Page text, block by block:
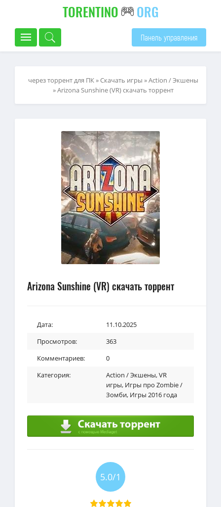
TORENTINO ORG
Панель управления
через торрент для ПК»Скачать игры »Action / Экшены
» Arizona Sunshine (VR) скачать торрент
Arizona Sunshine (VR) скачать торрент
Дата:
11.10.2025
Просмотров:
363
Комментариев:
0
Категория:
Action / Экшены,VR
игры, Игры про Zombie /
Зомби, Игры 2016 года
5.0/1